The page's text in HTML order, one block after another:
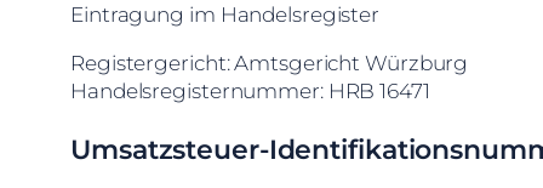
Eintragung im Handelsregister
Registergericht: Amtsgericht Würzburg
Handelsregisternummer: HRB 16471
Umsatzsteuer-